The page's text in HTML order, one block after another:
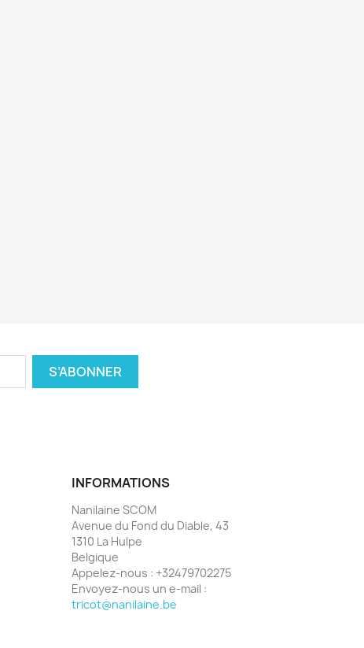
INFORMATIONS
Nanilaine SCOM
Avenue du Fond du Diable, 43
1310 La Hulpe
Belgique
Appelez-nous : +32479702275
Envoyez-nous un e-mail :
tricot@nanilaine.be